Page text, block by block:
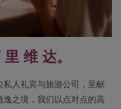
维 达。
私人礼宾与旅游公司，呈献
之境，我们以点对点的高